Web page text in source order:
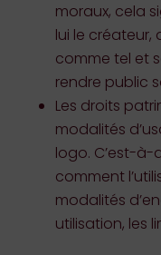
moraux, cela
lui le créateur,
comme tel et
rendre public
Les droits
modalités
logo. C’est-à-
comment
modalités
utilisation, les